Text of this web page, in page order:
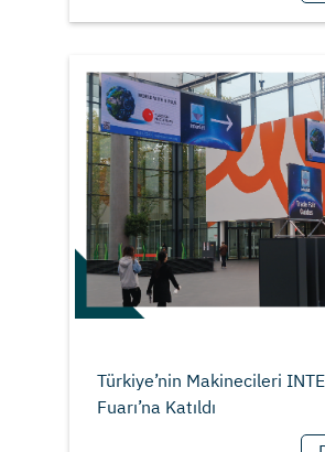
Türkiye’nin Makinecileri